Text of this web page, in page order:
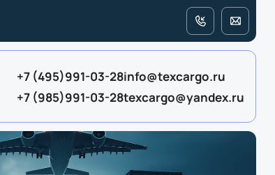
+7 (495)991-03-28
+7 (985)991-03-28
info@texcargo.ru
texcargo@yandex.ru